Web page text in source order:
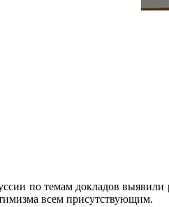
по темам докладов выявили
всем присутствующим.